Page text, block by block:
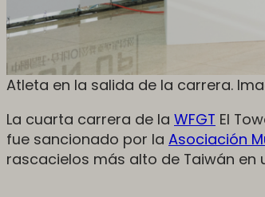
Atleta en la salida de la carrera.
La cuarta carrera de la WFGT El
fue sancionado por la Asociación
rascacielos más alto de Taiwán